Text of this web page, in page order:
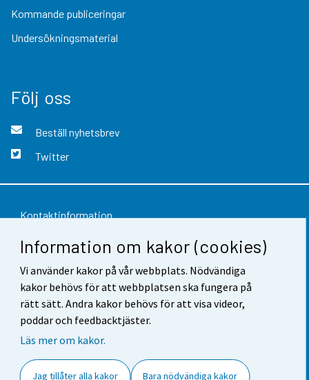
Information om kakor (cookies)
Vi använder kakor på vår webbplats. Nödvändiga
kakor behövs för att webbplatsen ska fungera på
rätt sätt. Andra kakor behövs för att visa videor,
poddar och feedbacktjäster.
Läs mer om kakor.
Jag tillåter alla kakor Bara nödvändiga kakor
Kommande publiceringar
Undersökningsmaterial
Följ oss
Beställ nyhetsbrev
Twitter
Kontaktinformation
Respons
Användarvillkor
Dataskydd
Tillgänglighet